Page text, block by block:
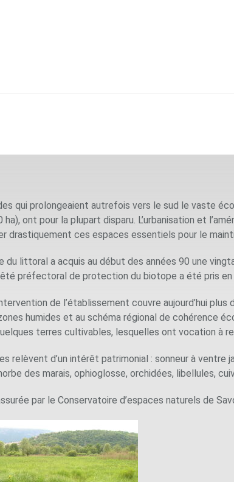
qui prolongeaient autrefois vers le sud le vaste
ha), ont pour la plupart disparu. L’urbanisation et
drastiquement ces espaces essentiels pour le
du littoral a acquis au début des années 90 une
préfectoral de protection du biotope a été pris
de l’établissement couvre aujourd’hui
humides et au schéma régional de cohérence
terres cultivables, lesquelles ont vocation à
relèvent d’un intérêt patrimonial : sonneur à ventre
des marais, ophioglosse, orchidées, libellules,
par le Conservatoire d’espaces naturels de